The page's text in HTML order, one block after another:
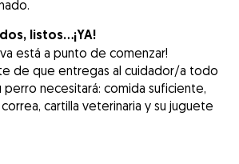
listos...¡YA!
está a punto de comenzar!
de que entregas al cuidador/a todo
perro necesitará: comida suficiente,
correa, cartilla veterinaria y su juguete